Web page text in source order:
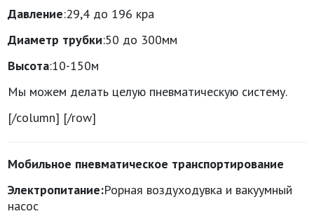
Давление:29,4 до 196 кра
Диаметр трубки:50 до 300мм
Высота:10-150м
Мы можем делать целую пневматическую систему.
[/column] [/row]
Мобильное пневматическое транспортирование
Электропитание:Рорная воздуходувка и вакуумный
насос